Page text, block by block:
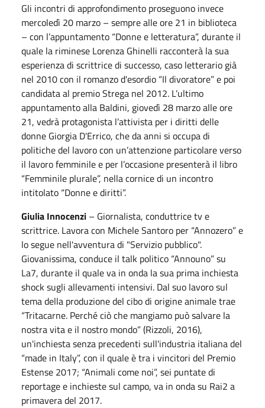
Gli incontri di approfondimento proseguono invece
mercoledì 20 marzo – sempre alle ore 21 in biblioteca
– con l’appuntamento “Donne e letteratura”, durante il
quale la riminese Lorenza Ghinelli racconterà la sua
esperienza di scrittrice di successo, caso letterario già
nel 2010 con il romanzo d'esordio “Il divoratore” e poi
candidata al premio Strega nel 2012. L’ultimo
appuntamento alla Baldini, giovedì 28 marzo alle ore
21, vedrà protagonista l’attivista per i diritti delle
donne Giorgia D'Errico, che da anni si occupa di
politiche del lavoro con un’attenzione particolare verso
il lavoro femminile e per l’occasione presenterà il libro
“Femminile plurale”, nella cornice di un incontro
intitolato “Donne e diritti”.
Giulia Innocenzi – Giornalista, conduttrice tv e
scrittrice. Lavora con Michele Santoro per “Annozero” e
lo segue nell'avventura di "Servizio pubblico".
Giovanissima, conduce il talk politico “Announo” su
La7, durante il quale va in onda la sua prima inchiesta
shock sugli allevamenti intensivi. Dal suo lavoro sul
tema della produzione del cibo di origine animale trae
“Tritacarne. Perché ciò che mangiamo può salvare la
nostra vita e il nostro mondo” (Rizzoli, 2016),
un'inchiesta senza precedenti sull'industria italiana del
“made in Italy”, con il quale è tra i vincitori del Premio
Estense 2017; “Animali come noi”, sei puntate di
reportage e inchieste sul campo, va in onda su Rai2 a
primavera del 2017.